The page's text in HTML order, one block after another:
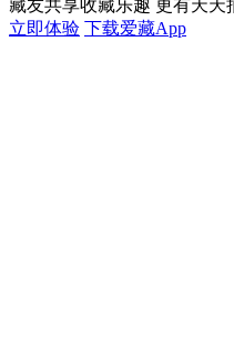
藏友共享收藏乐趣 更有天天
立即体验 下载爱藏App